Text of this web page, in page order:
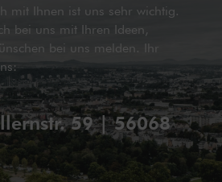
mit Ihnen ist uns sehr wichtig.
bei uns mit Ihren Ideen,
bei uns melden. Ihr
59 | 56068